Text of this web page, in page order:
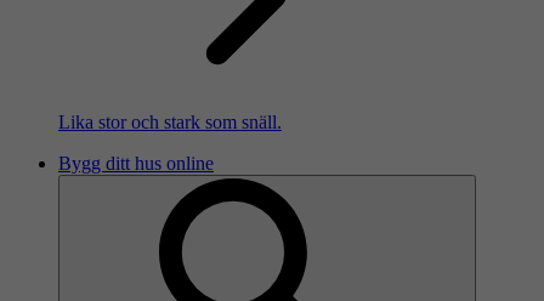
Lika stor och stark som snäll.
Bygg ditt hus online